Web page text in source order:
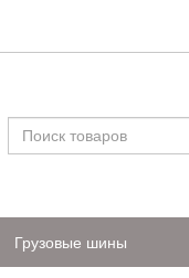
Грузовые шины